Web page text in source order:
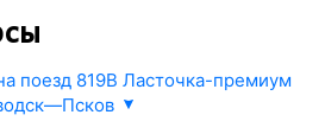
поезд 819В Ласточка-премиум